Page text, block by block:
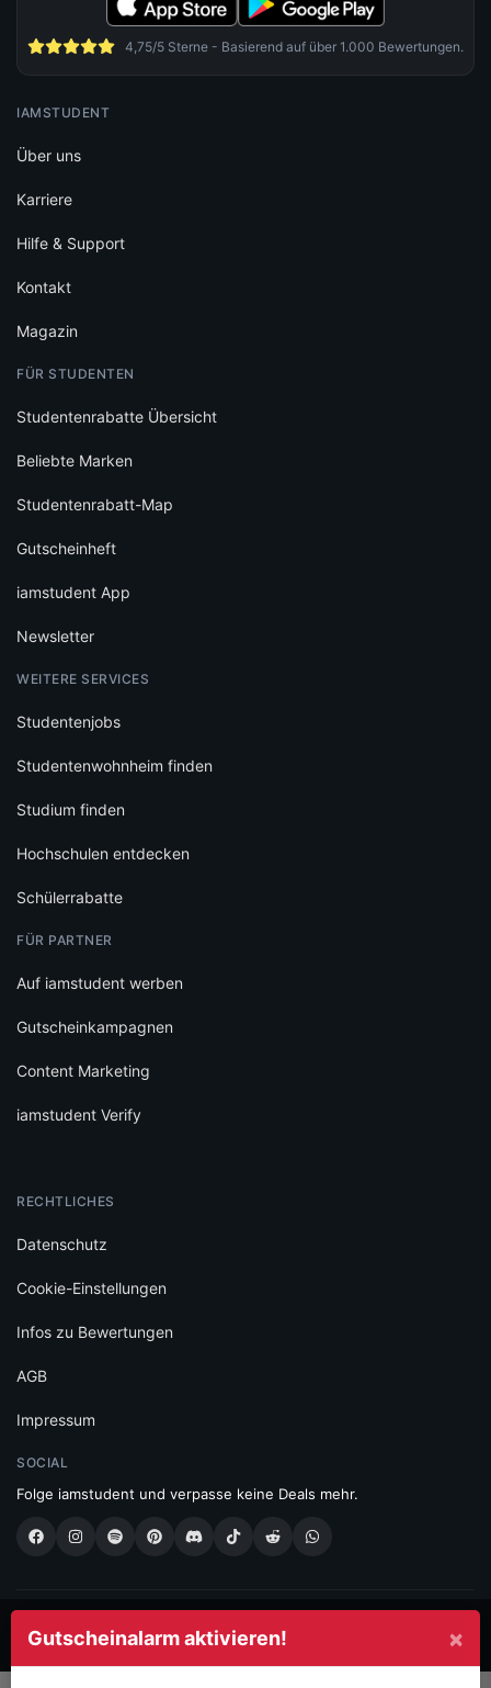
×
Gutscheinalarm aktivieren!
4,75/5 Sterne - Basierend auf über 1.000 Bewertungen.
IAMSTUDENT
Über uns
Karriere
Hilfe & Support
Kontakt
Magazin
FÜR STUDENTEN
Studentenrabatte Übersicht
Beliebte Marken
Studentenrabatt-Map
Gutscheinheft
iamstudent App
Newsletter
WEITERE SERVICES
Studentenjobs
Studentenwohnheim finden
Studium finden
Hochschulen entdecken
Schülerrabatte
FÜR PARTNER
Auf iamstudent werben
Gutscheinkampagnen
Content Marketing
iamstudent Verify
RECHTLICHES
Datenschutz
Cookie-Einstellungen
Infos zu Bewertungen
AGB
Impressum
SOCIAL
Folge iamstudent und verpasse keine Deals mehr.
© 2026 High Five GmbH. Einfach mehr vom Studium.